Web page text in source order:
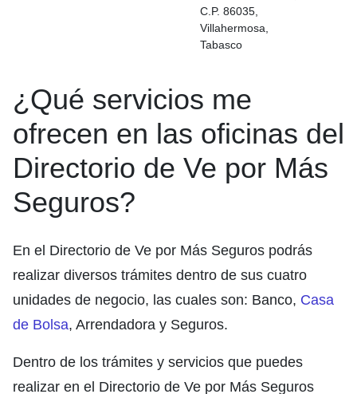
C.P. 86035,
Villahermosa,
Tabasco
¿Qué servicios me
ofrecen en las oficinas del
Directorio de Ve por Más
Seguros?
En el Directorio de Ve por Más Seguros podrás
realizar diversos trámites dentro de sus cuatro
unidades de negocio, las cuales son: Banco, Casa
de Bolsa, Arrendadora y Seguros.
Dentro de los trámites y servicios que puedes
realizar en el Directorio de Ve por Más Seguros